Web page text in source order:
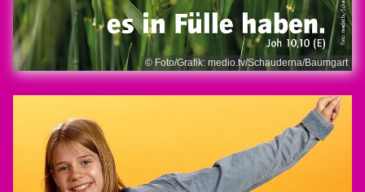
© Foto/Grafik: medio.tv/Schauderna/Baumgart